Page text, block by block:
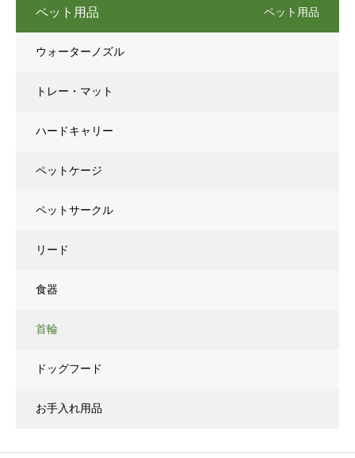
ペット用品 ペット用品
ウォーターノズル
トレー・マット
ハードキャリー
ペットケージ
ペットサークル
リード
食器
首輪
ドッグフード
お手入れ用品